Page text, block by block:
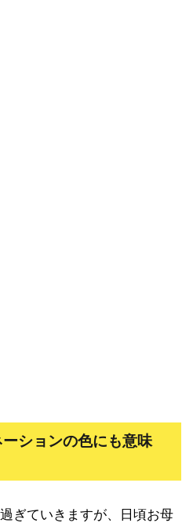
ションの色にも意味
ぎていきますが、日頃お母